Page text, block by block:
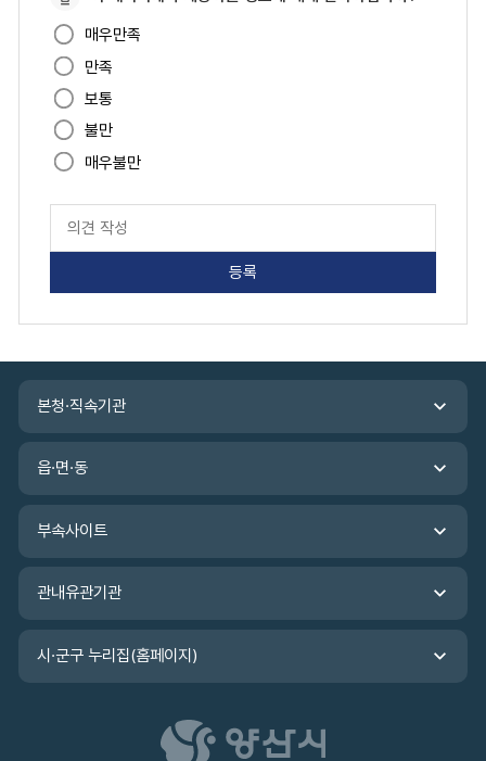
이
지
만
족
도
매우만족
만족
보통
불만
매우불만
지
족
가
력
본청·직속기관
읍·면·동
부속사이트
관내유관기관
시·군구 누리집(홈페이지)